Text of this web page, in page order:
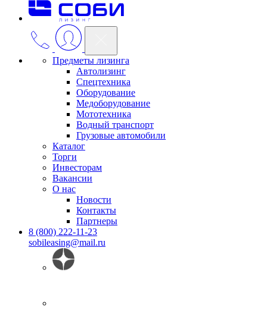
Предметы лизинга
Автолизинг
Спецтехника
Оборудование
Медоборудование
Мототехника
Водный транспорт
Грузовые автомобили
Каталог
Торги
Инвесторам
Вакансии
О нас
Новости
Контакты
Партнеры
8 (800) 222-11-23
sobileasing@mail.ru